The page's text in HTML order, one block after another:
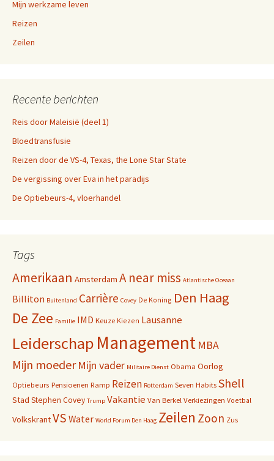
Mijn werkzame leven
Reizen
Zeilen
Recente berichten
Reis door Maleisië (deel 1)
Bloedtransfusie
Reizen door de VS-4, Texas, the Lone Star State
De vergissing over Eva in het paradijs
De Optiebeurs-4, vloerhandel
Tags
Amerikaan Amsterdam A near miss Atlantische Oceaan
Billiton Buitenland Carrière Covey De Koning Den Haag
De Zee Familie IMD Keuze Kiezen Lausanne
Leiderschap Management MBA
Mijn moeder Mijn vader Militaire Dienst Obama Oorlog
Optiebeurs Pensioenen Ramp Reizen Rotterdam Seven HabitsShell
Stad Stephen Covey Trump Vakantie Van Berkel Verkiezingen Voetbal
VolkskrantVS Water World Forum Den Haag Zeilen Zoon Zus